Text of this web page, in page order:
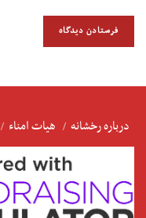
درباره رخشانه هیات امناء